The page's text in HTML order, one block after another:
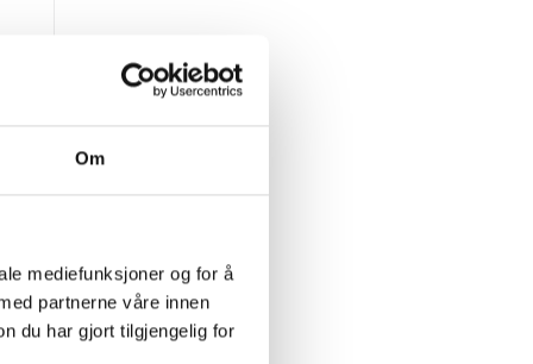
Om
mediefunksjoner og for å
partnerne våre innen
du har gjort tilgjengelig for